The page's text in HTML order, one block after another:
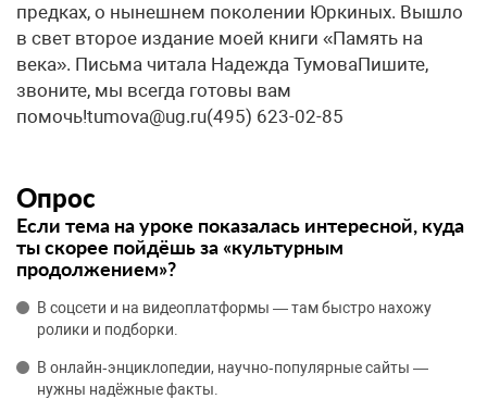
предках, о нынешнем поколении Юркиных. Вышло
в свет второе издание моей книги «Память на
века». Письма читала Надежда ТумоваПишите,
звоните, мы всегда готовы вам
помочь!tumova@ug.ru(495) 623-02-85
Опрос
Если тема на уроке показалась интересной, куда
ты скорее пойдёшь за «культурным
продолжением»?
В соцсети и на видеоплатформы — там быстро нахожу
ролики и подборки.
В онлайн‑энциклопедии, научно‑популярные сайты —
нужны надёжные факты.